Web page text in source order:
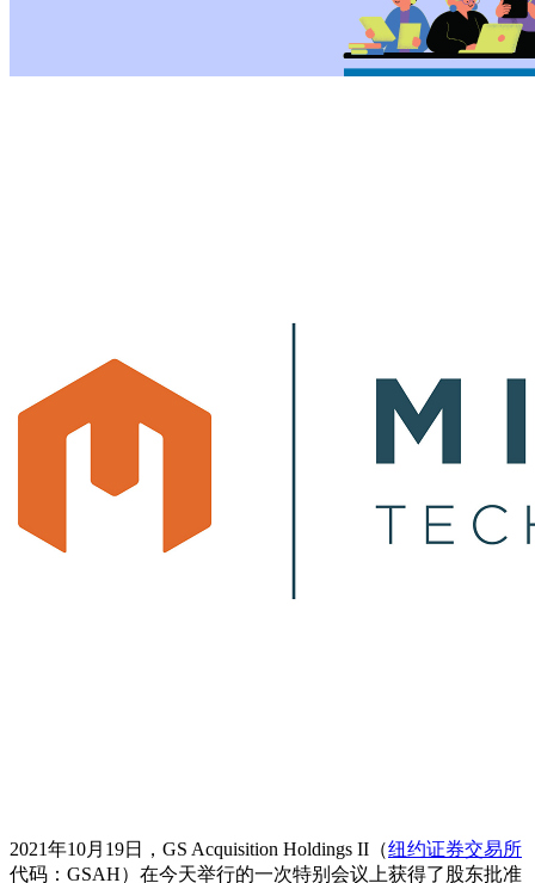
2021年10月19日，GS Acquisition Holdings II（纽约证券交易所
代码：GSAH）在今天举行的一次特别会议上获得了股东批准